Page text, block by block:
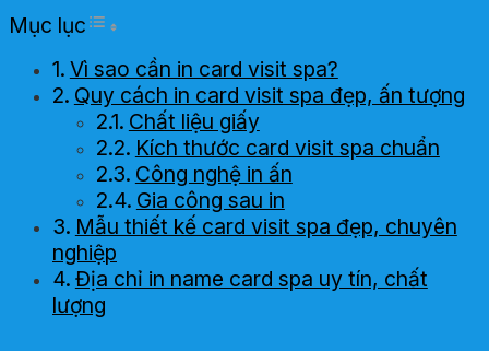
Mục lục Toggle Table of Content
Vì sao cần in card visit spa?
Quy cách in card visit spa đẹp, ấn tượng
Chất liệu giấy
Kích thước card visit spa chuẩn
Công nghệ in ấn
Gia công sau in
Mẫu thiết kế card visit spa đẹp, chuyên
nghiệp
Địa chỉ in name card spa uy tín, chất
lượng